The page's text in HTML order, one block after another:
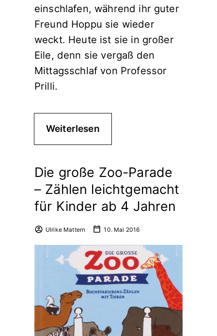
einschlafen, während ihr guter
Freund Hoppu sie wieder
weckt. Heute ist sie in großer
Eile, denn sie vergaß den
Mittagsschlaf von Professor
Prilli.
Weiterlesen
Die große Zoo-Parade
– Zählen leichtgemacht
für Kinder ab 4 Jahren
Ulrike Mattern 10. Mai 2016